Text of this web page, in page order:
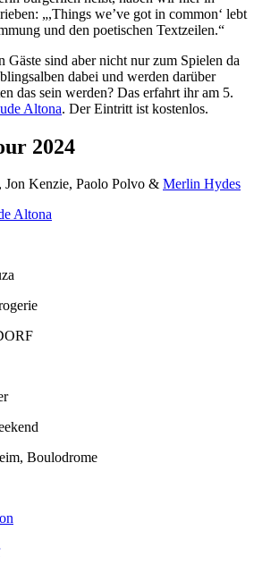
„,Things we’ve got in common‘ lebt
und den poetischen Textzeilen.“
Gäste sind aber nicht nur zum Spielen da
dabei und werden darüber
das sein werden? Das erfahrt ihr am 5.
Altona. Der Eintritt ist kostenlos.
2024
, Jon Kenzie, Paolo Polvo & Merlin Hydes
Altona
Boulodrome